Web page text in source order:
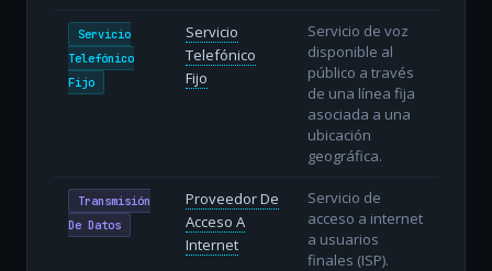
Servicio
Telefónico
Fijo
Servicio
Telefónico
Fijo
Servicio de voz
disponible al
público a través
de una línea fija
asociada a una
ubicación
geográfica.
Transmisión
De Datos
Proveedor De
Acceso A
Internet
Servicio de
acceso a internet
a usuarios
finales (ISP).